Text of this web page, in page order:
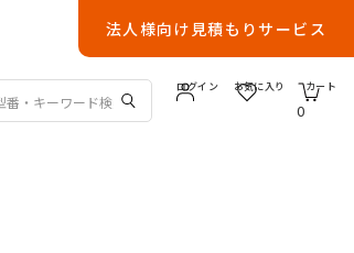
法人様向け見積もりサービス
ログイン お気に入り
0
カート